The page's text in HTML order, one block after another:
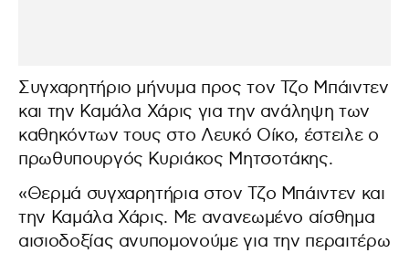
Συγχαρητήριο μήνυμα προς τον Τζο Μπάιντεν
και την Καμάλα Χάρις για την ανάληψη των
καθηκόντων τους στο Λευκό Οίκο, έστειλε ο
πρωθυπουργός Κυριάκος Μητσοτάκης.
«Θερμά συγχαρητήρια στον Τζο Μπάιντεν και
την Καμάλα Χάρις. Με ανανεωμένο αίσθημα
αισιοδοξίας ανυπομονούμε για την περαιτέρω